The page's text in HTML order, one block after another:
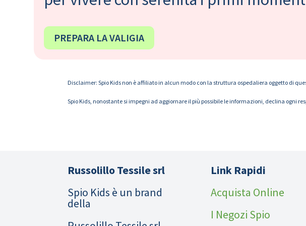
PREPARA LA VALIGIA
Disclaimer: Spio Kids non è affiliato in alcun modo con la struttura ospedaliera oggetto di
Spio Kids, nonostante si impegni ad aggiornare il più possibile le informazioni, declina ogni
Russolillo Tessile srl
Spio Kids è un brand
della
Link Rapidi
Acquista Online
I Negozi Spio